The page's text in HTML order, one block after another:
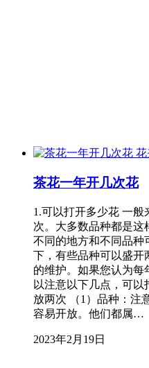
花
茶花一年开几次花
1.可以打开多少花 一
次。大多数品种都是这
不同的地方和不同品种
下，有些品种可以盛开
的维护。如果您认为每
以注意以下几点，可
放两次 （1）品种：注
容易开放。他们都属…
2023年2月19日